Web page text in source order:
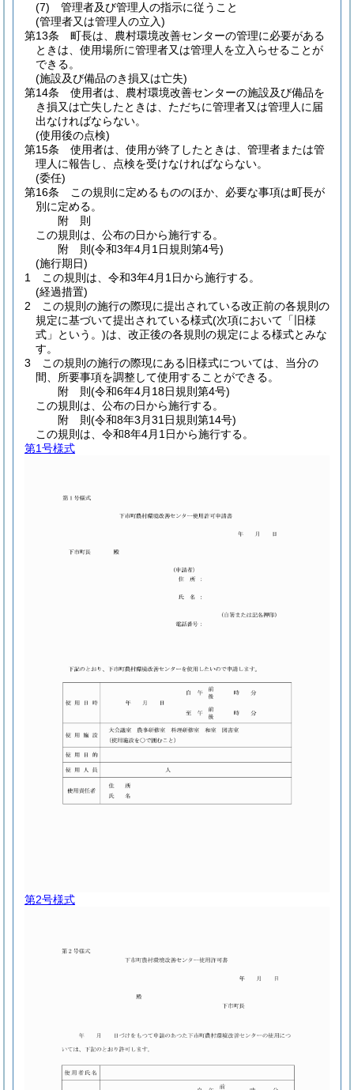
(7)
管理者及び管理人の指示に従うこと
(管理者又は管理人の立入)
第13条
町長は、農村環境改善センターの管理に必要がある
ときは、使用場所に管理者又は管理人を立入らせることが
できる。
(施設及び備品のき損又は亡失)
第14条
使用者は、農村環境改善センターの施設及び備品を
き損又は亡失したときは、ただちに管理者又は管理人に届
出なければならない。
(使用後の点検)
第15条
使用者は、使用が終了したときは、管理者または管
理人に報告し、点検を受けなければならない。
(委任)
第16条
この規則に定めるもののほか、必要な事項は町長が
別に定める。
附 則
この規則は、公布の日から施行する。
附 則(令和3年4月1日規則第4号)
(施行期日)
1
この規則は、令和3年4月1日から施行する。
(経過措置)
2
この規則の施行の際現に提出されている改正前の各規則の
規定に基づいて提出されている様式(次項において「旧様
式」という。)は、改正後の各規則の規定による様式とみな
す。
3
この規則の施行の際現にある旧様式については、当分の
間、所要事項を調整して使用することができる。
附 則(令和6年4月18日規則第4号)
この規則は、公布の日から施行する。
附 則(令和8年3月31日規則第14号)
この規則は、令和8年4月1日から施行する。
第1号様式
第2号様式